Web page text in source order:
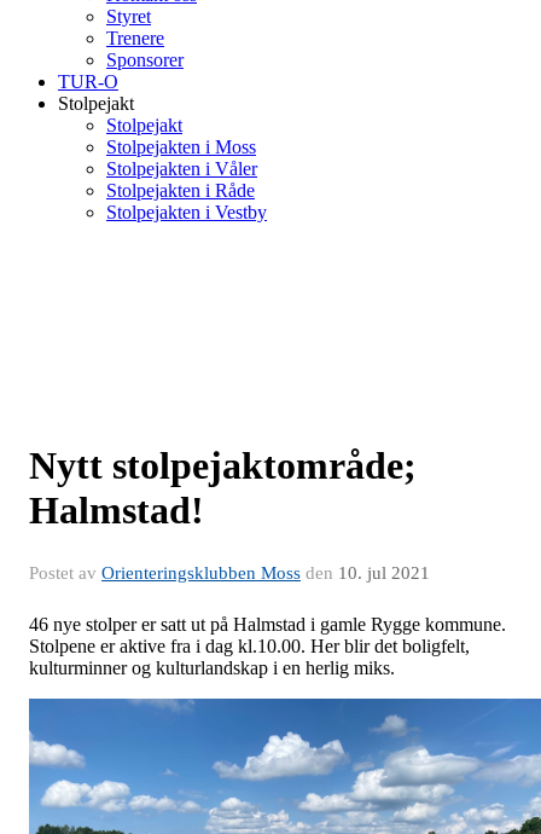
Styret
Trenere
Sponsorer
TUR-O
Stolpejakt
Stolpejakt
Stolpejakten i Moss
Stolpejakten i Våler
Stolpejakten i Råde
Stolpejakten i Vestby
Nytt stolpejaktområde;
Halmstad!
Postet av Orienteringsklubben Moss den 10. jul 2021
46 nye stolper er satt ut på Halmstad i gamle Rygge kommune.
Stolpene er aktive fra i dag kl.10.00. Her blir det boligfelt,
kulturminner og kulturlandskap i en herlig miks.